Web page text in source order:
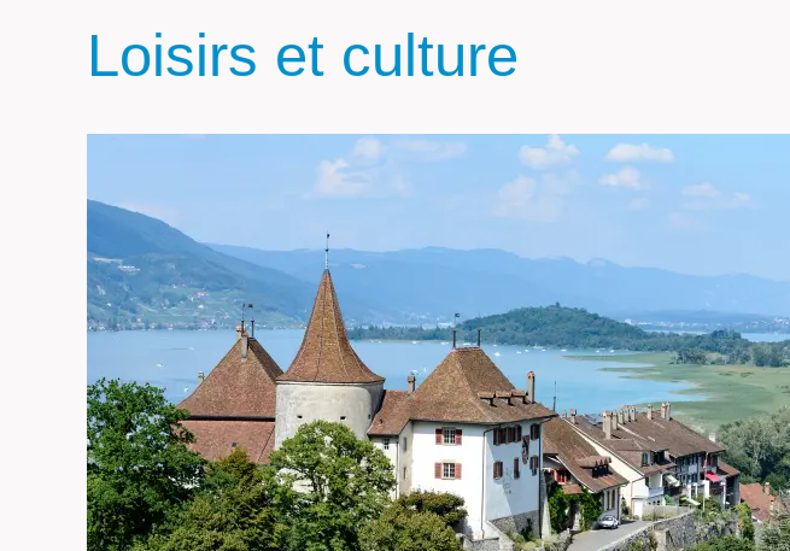
Loisirs et culture